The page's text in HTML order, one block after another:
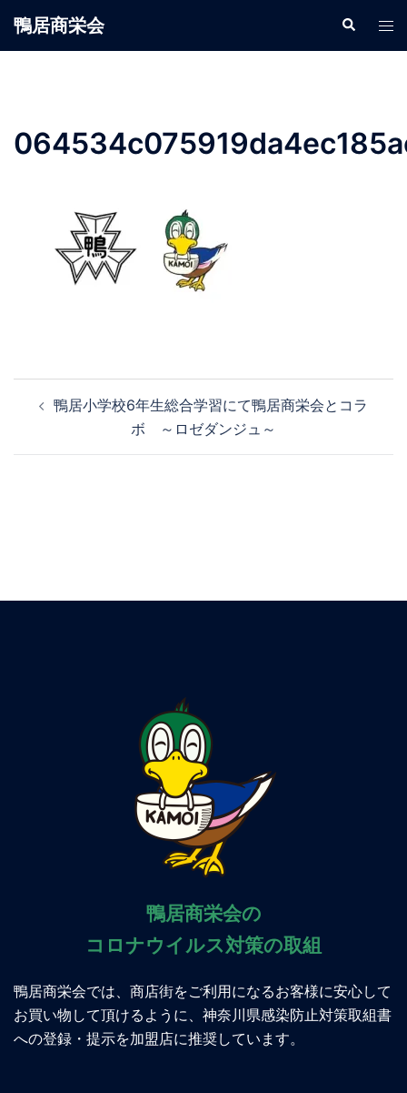
鴨居商栄会
鴨居小学校6年生総合学習にて鴨居商栄会とコラ
ボ ～ロゼダンジュ～
鴨居商栄会の
コロナウイルス対策の取組
鴨居商栄会では、商店街をご利用になるお客様に安心して
お買い物して頂けるように、神奈川県感染防止対策取組書
への登録・提示を加盟店に推奨しています。